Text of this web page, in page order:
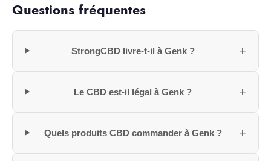
Questions fréquentes
StrongCBD livre-t-il à Genk ? +
Le CBD est-il légal à Genk ? +
Quels produits CBD commander à Genk ? +